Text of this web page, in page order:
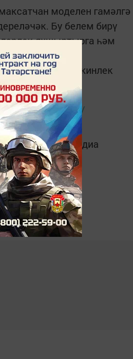
моделен гамәлгә
Бу белем бирү
яхшыртырга һәм
федераль
итәргә мөмкинлек
07/31/190724/
каналеТатмедиа
MАХ: